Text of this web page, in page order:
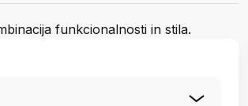
funkcionalnosti in stila.